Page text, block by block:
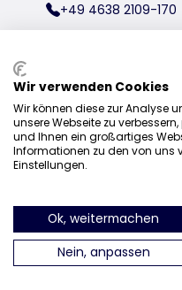
+49 4638 2109-170
Wir verwenden Cookies
Wir können diese zur Analyse
unsere Webseite zu
und Ihnen ein großartiges
Informationen zu den von uns
Einstellungen.
Ok, weitermachen
Nein, anpassen